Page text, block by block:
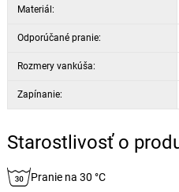
Materiál:
Odporúčané pranie:
Rozmery vankúša:
Zapínanie:
Starostlivosť o
Pranie na 30 °C